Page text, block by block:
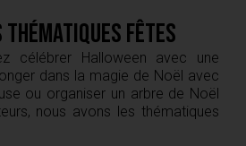
thématiques fêtes
célébrer Halloween avec une
dans la magie de Noël avec
ou organiser un arbre de Noël
nous avons les thématiques